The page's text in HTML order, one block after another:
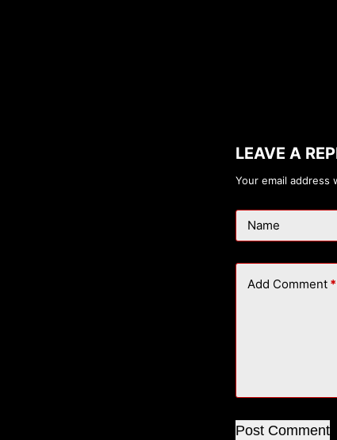
LEAVE A
Your email address
Name
Add Comment *
Post Comment